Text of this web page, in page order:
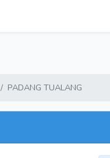
PADANG TUALANG